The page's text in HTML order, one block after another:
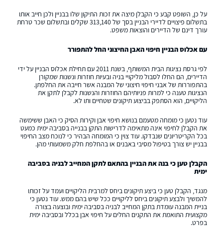
על כן, השופט קבע כי הקבלן מיצה את זכות התיקון שלו בבניין ולכן חייב אותו
בתשלום פיצויים לדיירי הבניין בסך של 313,140 שקלים ובתשלום שכר טרחת
עורך דינם של הדיירים והוצאות משפט.
עם אכלוס הבניין חיפוי האבן החיצוני החל להתפורר
לפי גרסת נציגות הבית המשותף, בשנת 2011 עם תחילת אכלוס הבניין על ידי
הדיירים, הם החלו לסבול מליקויי בניה ובעיות חוזרות ונשנות שמקורן
בהתפוררות של אבני חיפוי חיצוני של המבנה אשר חייבה את החלפתן.
הנציגות טענה כי למרות פניותיהם החוזרות והנשנות לקבלן לתקן את
הליקויים, הוא הסתפק בביצוע תיקונים שטחיים ותו לא.
עוד נטען כי מומחה מטעמם בנושא חיפוי אבן וקירות הסיק כי האבן ששימשה
את הקבלן לחיפוי אינה מתאימה לדרישות התקן בבנייה בסביבה ימית כמעט
בכל הקריטריונים שנבדקו. עוד צוין כי המומחה הבהיר כי לנוכח מצב החיפוי
בבניין יש צורך בטיפול מסיבי באבנים או בהחלפת חלק משמעותי מהן.
הקבלן טען כי בנה את הבניין בהתאם לתקן המחייב לבניה בסביבה
ימית
מנגד, הקבלן טען כי ביצע תיקונים ביחס למרבית הליקויים ועמד על זכותו
להמשיך ולבצע תיקונים ביחס לליקויים ככל שיש בהם ממש. עוד נטען כי
בניית המבנה עומדת בתקן המחייב לבניה בסביבה ימית ובוצעה בצורה
מקצועית התואמת את התקנים החלים על חיפוי אבן בכלל ובסביבה ימית
בפרט.